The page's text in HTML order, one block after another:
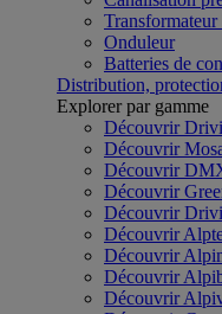
Onduleur
Batteries de
Distribution,
Explorer par gamme
Découvrir
Découvrir
Découvrir
Découvrir
Découvrir
Découvrir
Découvrir
Découvrir
Découvrir